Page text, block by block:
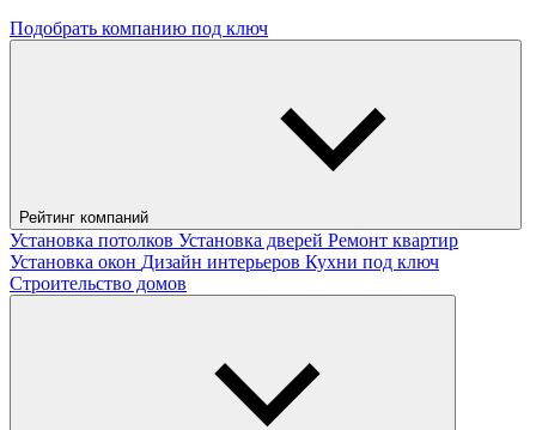
Подобрать компанию под ключ
Рейтинг компаний
Установка потолков Установка дверей Ремонт квартир
Установка окон Дизайн интерьеров Кухни под ключ
Строительство домов